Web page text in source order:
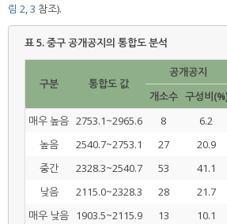
림 2,3 참조).
표 5.중구 공개공지의 통합도 분석
구분 통합도 값
공개공지
개소수 구성비(%)
매우 높음 2753.1~2965.6 8 6.2
높음
2540.7~2753.1 27 20.9
중간
2328.3~2540.7 53 41.1
낮음
2115.0~2328.3 28 21.7
매우 낮음 1903.5~2115.9 13 10.1